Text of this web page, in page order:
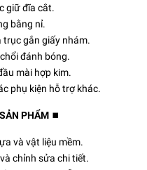
giữ đĩa cắt.
bằng nỉ.
gắn giấy nhám.
đánh bóng.
mài hợp kim.
phụ kiện hỗ trợ khác.
PHẨM ⏹️
và vật liệu mềm.
chỉnh sửa chi tiết.